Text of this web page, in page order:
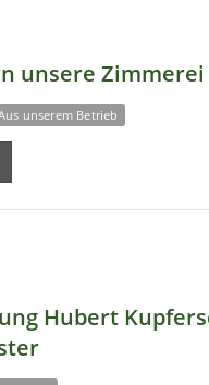
unsere Zimmerei
unserem Betrieb
Hubert